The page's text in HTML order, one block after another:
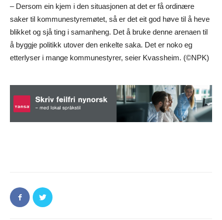
– Dersom ein kjem i den situasjonen at det er få ordinære
saker til kommunestyremøtet, så er det eit god høve til å heve
blikket og sjå ting i samanheng. Det å bruke denne arenaen til
å byggje politikk utover den enkelte saka. Det er noko eg
etterlyser i mange kommunestyrer, seier Kvassheim. (©NPK)